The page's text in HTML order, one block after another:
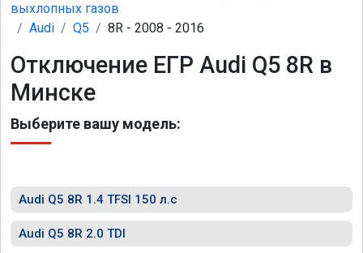
выхлопных газов
Audi
Q5 8R - 2008 - 2016
Отключение ЕГР Audi Q5 8R в
Минске
Выберите вашу модель:
Audi Q5 8R 1.4 TFSI 150 л.с
Audi Q5 8R 2.0 TDI